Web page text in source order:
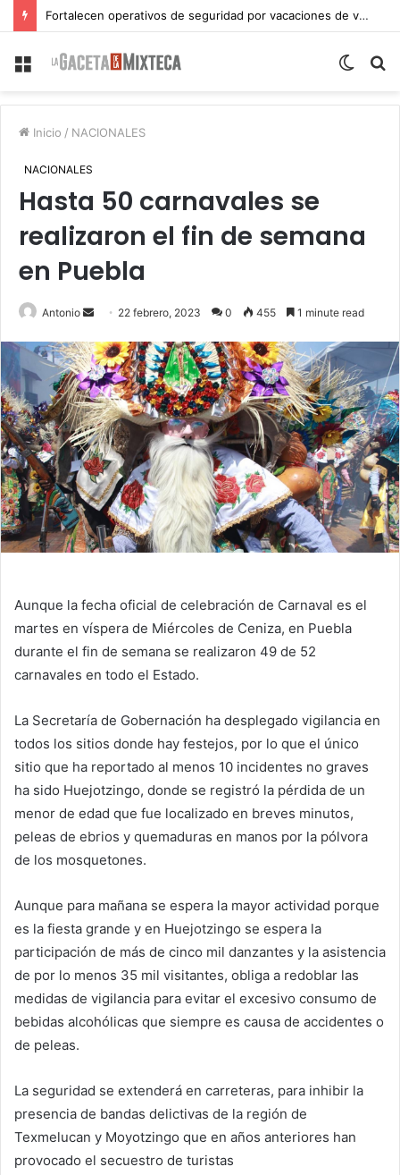
Fortalecen operativos de seguridad por vacaciones de verano en Atlixco
Menu
Switch
Inicio / NACIONALES
NACIONALES
Hasta 50 carnavales se
realizaron el fin de semana
en Puebla
Antonio
Send
email
22 febrero, 2023 0 455 1 minute read
Aunque la fecha oficial de celebración de Carnaval es el
martes en víspera de Miércoles de Ceniza, en Puebla
durante el fin de semana se realizaron 49 de 52
carnavales en todo el Estado.
La Secretaría de Gobernación ha desplegado vigilancia en
todos los sitios donde hay festejos, por lo que el único
sitio que ha reportado al menos 10 incidentes no graves
ha sido Huejotzingo, donde se registró la pérdida de un
menor de edad que fue localizado en breves minutos,
peleas de ebrios y quemaduras en manos por la pólvora
de los mosquetones.
Aunque para mañana se espera la mayor actividad porque
es la fiesta grande y en Huejotzingo se espera la
participación de más de cinco mil danzantes y la asistencia
de por lo menos 35 mil visitantes, obliga a redoblar las
medidas de vigilancia para evitar el excesivo consumo de
bebidas alcohólicas que siempre es causa de accidentes o
de peleas.
La seguridad se extenderá en carreteras, para inhibir la
presencia de bandas delictivas de la región de
Texmelucan y Moyotzingo que en años anteriores han
provocado el secuestro de turistas